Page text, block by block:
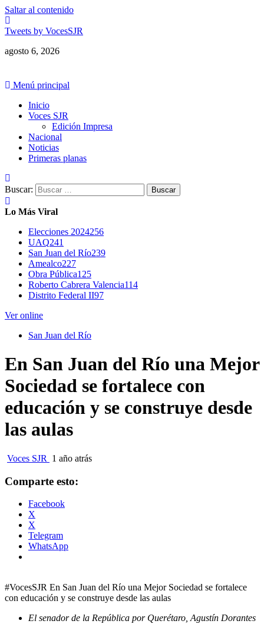
Saltar al contenido
Tweets by VocesSJR
agosto 6, 2026
Menú principal
Inicio
Voces SJR
Edición Impresa
Nacional
Noticias
Primeras planas
Buscar:
Lo Más Viral
Elecciones 2024256
UAQ241
San Juan del Río239
Amealco227
Obra Pública125
Roberto Cabrera Valencia114
Distrito Federal II97
Ver online
San Juan del Río
En San Juan del Río una Mejor
Sociedad se fortalece con
educación y se construye desde
las aulas
Voces SJR 1 año atrás
Comparte esto:
Facebook
X
X
Telegram
WhatsApp
#VocesSJR En San Juan del Río una Mejor Sociedad se fortalece
con educación y se construye desde las aulas
El senador de la República por Querétaro, Agustín Dorantes